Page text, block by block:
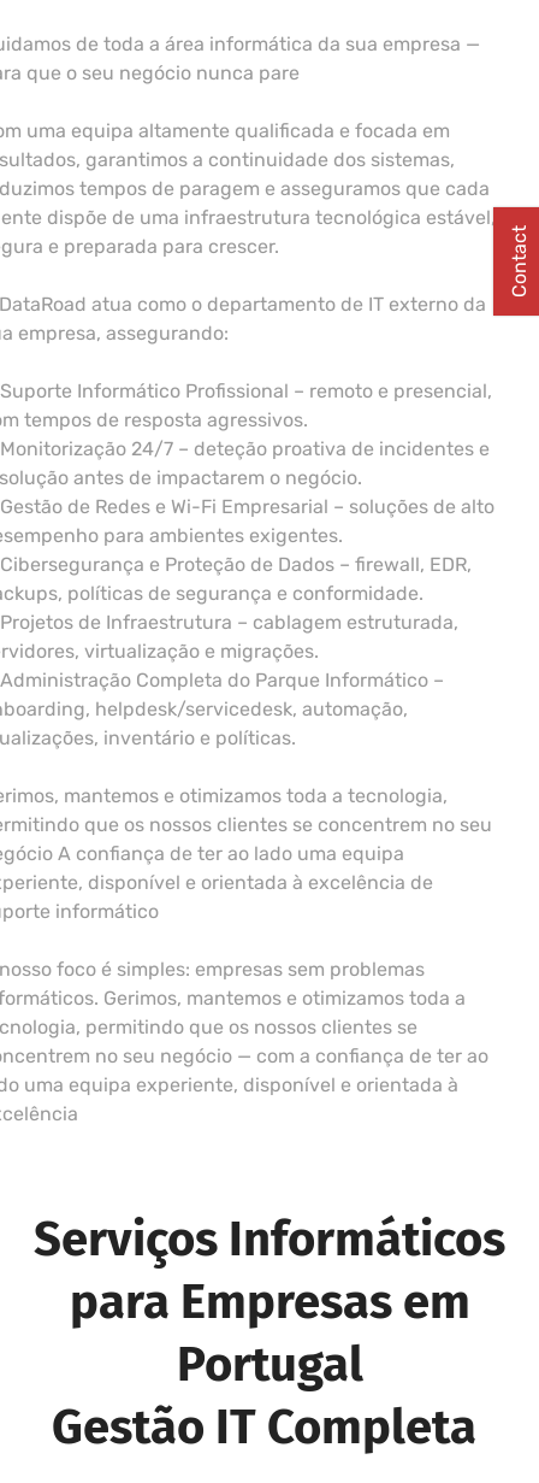
de toda a área informática da sua empresa —
que o seu negócio nunca pare
uma equipa altamente qualificada e focada em
garantimos a continuidade dos sistemas,
tempos de paragem e asseguramos que cada
dispõe de uma infraestrutura tecnológica estável,
e preparada para crescer.
atua como o departamento de IT externo da
empresa, assegurando:
Informático Profissional – remoto e presencial,
tempos de resposta agressivos.
24/7 – deteção proativa de incidentes e
antes de impactarem o negócio.
de Redes e Wi-Fi Empresarial – soluções de alto
para ambientes exigentes.
e Proteção de Dados – firewall, EDR,
políticas de segurança e conformidade.
de Infraestrutura – cablagem estruturada,
virtualização e migrações.
Completa do Parque Informático –
helpdesk/servicedesk, automação,
inventário e políticas.
mantemos e otimizamos toda a tecnologia,
que os nossos clientes se concentrem no seu
A confiança de ter ao lado uma equipa
disponível e orientada à excelência de
informático
foco é simples: empresas sem problemas
Gerimos, mantemos e otimizamos toda a
permitindo que os nossos clientes se
no seu negócio — com a confiança de ter ao
uma equipa experiente, disponível e orientada à
Serviços Informáticos
para Empresas em
Portugal
Gestão IT Completa
Contact